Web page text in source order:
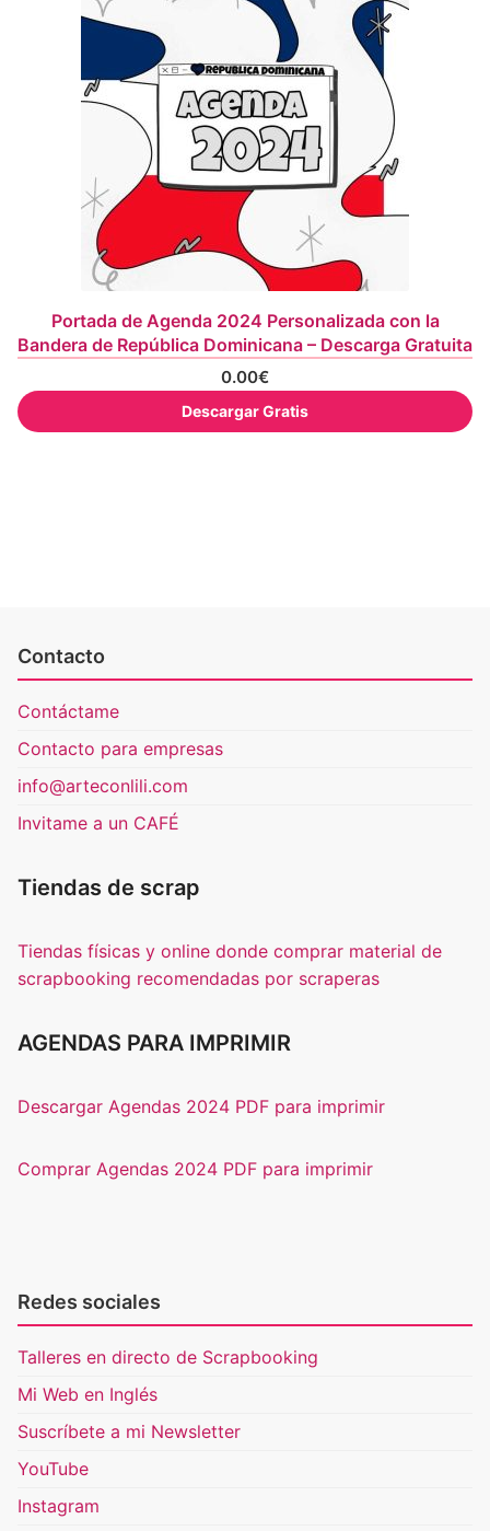
Portada de Agenda 2024 Personalizada con la
Bandera de República Dominicana – Descarga Gratuita
0.00€
Descargar Gratis
Contacto
Contáctame
Contacto para empresas
info@arteconlili.com
Invitame a un CAFÉ
Tiendas de scrap
Tiendas físicas y online donde comprar material de
scrapbooking recomendadas por scraperas
AGENDAS PARA IMPRIMIR
Descargar Agendas 2024 PDF para imprimir
Comprar Agendas 2024 PDF para imprimir
Redes sociales
Talleres en directo de Scrapbooking
Mi Web en Inglés
Suscríbete a mi Newsletter
YouTube
Instagram